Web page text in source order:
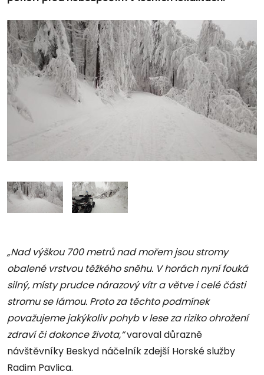
„Nad výškou 700 metrů nad mořem jsou stromy
obalené vrstvou těžkého sněhu. V horách nyní fouká
silný, místy prudce nárazový vítr a větve i celé části
stromu se lámou. Proto za těchto podmínek
považujeme jakýkoliv pohyb v lese za riziko ohrožení
zdraví či dokonce života,“varoval důrazně
návštěvníky Beskyd náčelník zdejší Horské služby
Radim Pavlica.